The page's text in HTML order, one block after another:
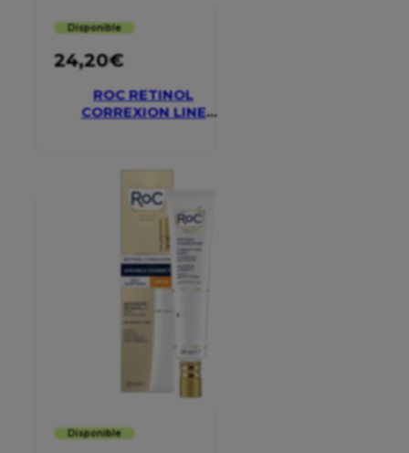
Disponible
24,20€
ROC RETINOL
CORREXION LINE
Disponible